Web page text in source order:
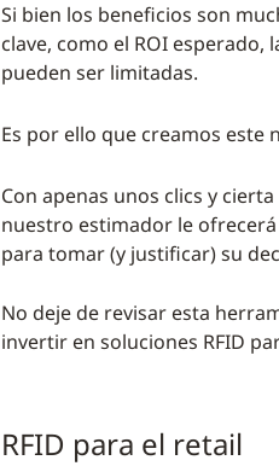
Si bien los beneficios son
clave, como el ROI esperado,
pueden ser limitadas.
Es por ello que creamos este
Con apenas unos clics y
nuestro estimador le
para tomar (y justificar) su
No deje de revisar esta
invertir en soluciones RFID
RFID para el retail